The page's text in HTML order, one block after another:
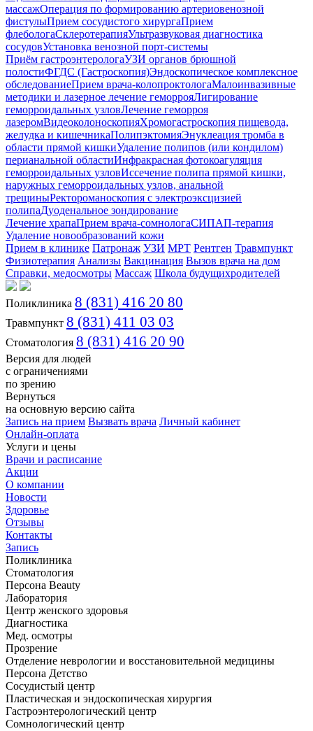
массажОперация по формированию артериовенозной
фистулыПрием сосудистого хирургаПрием
флебологаСклеротерапияУльтразвуковая диагностика
сосудовУстановка венозной порт-системы
Приём гастроэнтерологаУЗИ органов брюшной
полостиФГДС (Гастроскопия)Эндоскопическое комплексное
обследованиеПрием врача-колопроктологаМалоинвазивные
методики и лазерное лечение геморрояЛигирование
геморроидальных узловЛечение геморроя
лазеромВидеоколоноскопияХромогастроскопия пищевода,
желудка и кишечникаПолипэктомияЭнуклеация тромба в
области прямой кишкиУдаление полипов (или кондилом)
перианальной областиИнфракрасная фотокоагуляция
геморроидальных узловИссечение полипа прямой кишки,
наружных геморроидальных узлов, анальной
трещиныРектороманоскопия с электроэксцизией
полипаДуоденальное зондирование
Лечение храпаПрием врача-сомнологаСИПАП-терапия
Удаление новообразований кожи
Прием в клинике Патронаж УЗИ МРТ Рентген Травмпункт
Физиотерапия Анализы Вакцинация Вызов врача на дом
Справки, медосмотры Массаж Школа будущихродителей
Поликлиника 8 (831) 416 20 80
Травмпункт 8 (831) 411 03 03
Стоматология 8 (831) 416 20 90
Версия для людей
с ограничениями
по зрению
Вернуться
на основную версию сайта
Запись на прием Вызвать врача Личный кабинет
Онлайн-оплата
Услуги и цены
Врачи и расписание
Акции
О компании
Новости
Здоровье
Отзывы
Контакты
Запись
Поликлиника
Стоматология
Персона Beauty
Лаборатория
Центр женского здоровья
Диагностика
Мед. осмотры
Прозрение
Отделение неврологии и восстановительной медицины
Персона Детство
Сосудистый центр
Пластическая и эндоскопическая хирургия
Гастроэнтерологический центр
Сомнологический центр